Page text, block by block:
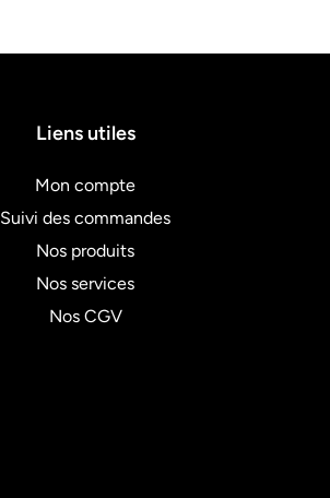
Liens utiles
Mon compte
Suivi des commandes
Nos produits
Nos services
Nos CGV